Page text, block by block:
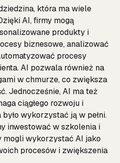
która ma wiele
AI, firmy mogą
produkty i
biznesowe, analizować
procesy
AI pozwala również na
w chmurze, co zwiększa
Jednocześnie, AI ma też
ciągłego rozwoju i
wykorzystać ją w pełni.
inwestować w szkolenia i
mogli wykorzystać AI jako
procesów i zwiększenia